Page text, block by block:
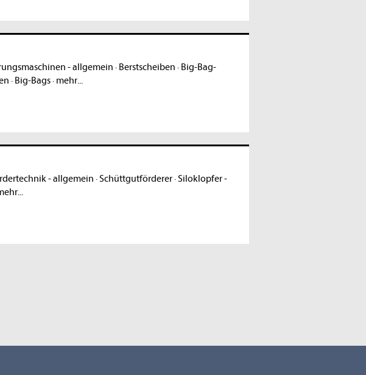
- allgemein · Berstscheiben · Big-Bag-
· Big-Bags· mehr...
- allgemein ·Schüttgutförderer·Siloklopfer -